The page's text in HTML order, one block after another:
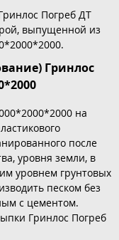
Погреб ДТ
выпущенной из
Гринлос
на
после
уровня земли, в
уровнем грунтовых
песком без
с цементом.
Гринлос Погреб